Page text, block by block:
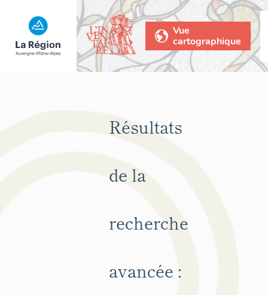
Vue
cartographique
Résultats
de la
recherche
avancée :